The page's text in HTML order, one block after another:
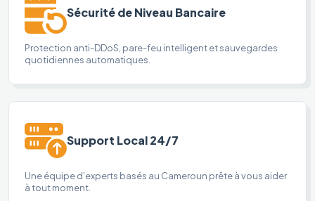
Sécurité de Niveau Bancaire
Protection anti-DDoS, pare-feu intelligent et sauvegardes
quotidiennes automatiques.
Support Local 24/7
Une équipe d'experts basés au Cameroun prête à vous aider
à tout moment.